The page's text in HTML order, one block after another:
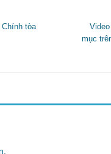
tòa
mục